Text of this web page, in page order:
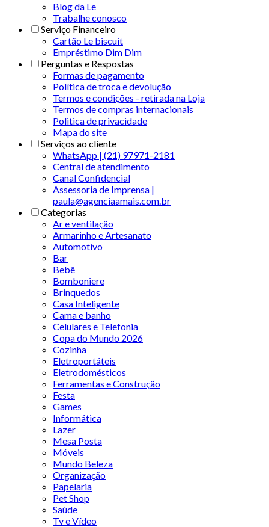
Blog da Le
Trabalhe conosco
Serviço Financeiro
Cartão Le biscuit
Empréstimo Dim Dim
Perguntas e Respostas
Formas de pagamento
Política de troca e devolução
Termos e condições - retirada na Loja
Termos de compras internacionais
Politica de privacidade
Mapa do site
Serviços ao cliente
WhatsApp | (21) 97971-2181
Central de atendimento
Canal Confidencial
Assessoria de Imprensa |
paula@agenciaamais.com.br
Categorias
Ar e ventilação
Armarinho e Artesanato
Automotivo
Bar
Bebê
Bomboniere
Brinquedos
Casa Inteligente
Cama e banho
Celulares e Telefonia
Copa do Mundo 2026
Cozinha
Eletroportáteis
Eletrodomésticos
Ferramentas e Construção
Festa
Games
Informática
Lazer
Mesa Posta
Móveis
Mundo Beleza
Organização
Papelaria
Pet Shop
Saúde
Tv e Vídeo